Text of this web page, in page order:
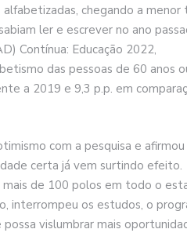
chegando a menor
ler e escrever no ano
Contínua: Educação 2022,
das pessoas de 60 anos
a 2019 e 9,3 p.p. em
com a pesquisa e
certa já vem surtindo efeito.
mais de 100 polos em todo o
interrompeu os estudos, o
vislumbrar mais